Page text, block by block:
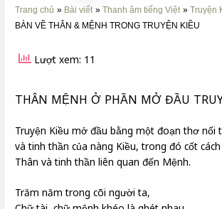
Trang chủ Bài viết Thanh âm tiếng Việt
Truyện
BÀN VỀ THÂN & MỆNH TRONG TRUYỆN KIỀU
Lượt xem: 11
THÂN MỆNH Ở PHẦN MỞ ĐẦU
Truyện Kiều mở đầu bằng một đoạn thơ nổi
và tinh thần của nàng Kiều, trong đó cốt
Thân và tinh thần liên quan đến Mệnh.
Trăm năm trong cõi người ta,